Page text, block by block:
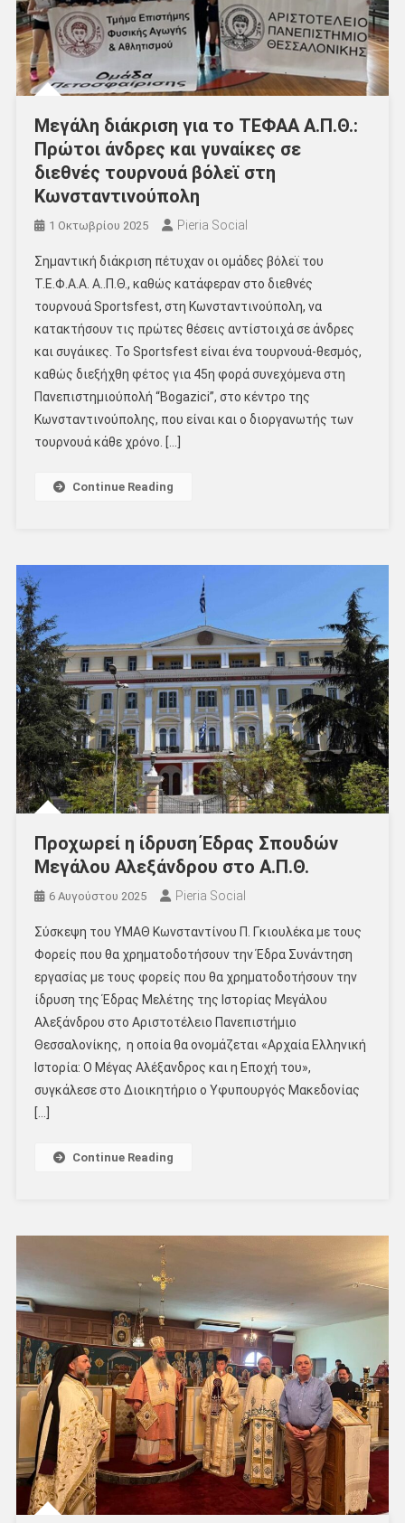
Mεγάλη διάκριση για το ΤΕΦΑΑ Α.Π.Θ.:
Πρώτοι άνδρες και γυναίκες σε
διεθνές τουρνουά βόλεϊ στη
Κωνσταντινούπολη
1 Οκτωβρίου 2025 Pieria Social
Σημαντική διάκριση πέτυχαν οι ομάδες βόλεϊ του
Τ.Ε.Φ.Α.Α. Α..Π.Θ., καθώς κατάφεραν στο διεθνές
τουρνουά Sportsfest, στη Κωνσταντινούπολη, να
κατακτήσουν τις πρώτες θέσεις αντίστοιχά σε άνδρες
και συγάικες. Το Sportsfest είναι ένα τουρνουά-θεσμός,
καθώς διεξήχθη φέτος για 45η φορά συνεχόμενα στη
Πανεπιστημιούπολή “Bogazici”, στο κέντρο της
Κωνσταντινούπολης, που είναι και ο διοργανωτής των
τουρνουά κάθε χρόνο. […]
Continue Reading
Προχωρεί η ίδρυση Έδρας Σπουδών
Μεγάλου Αλεξάνδρου στο Α.Π.Θ.
6 Αυγούστου 2025 Pieria Social
Σύσκεψη του ΥΜΑΘ Κωνσταντίνου Π. Γκιουλέκα με τους
Φορείς που θα χρηματοδοτήσουν την Έδρα Συνάντηση
εργασίας με τους φορείς που θα χρηματοδοτήσουν την
ίδρυση της Έδρας Μελέτης της Ιστορίας Μεγάλου
Αλεξάνδρου στο Αριστοτέλειο Πανεπιστήμιο
Θεσσαλονίκης, η οποία θα ονομάζεται «Αρχαία Ελληνική
Ιστορία: Ο Μέγας Αλέξανδρος και η Εποχή του»,
συγκάλεσε στο Διοικητήριο ο Υφυπουργός Μακεδονίας
[…]
Continue Reading